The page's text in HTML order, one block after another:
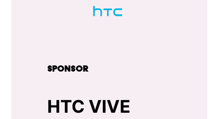
SPONSOR
HTC VIVE